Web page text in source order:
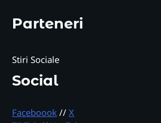
Parteneri
Stiri Sociale
Social
Faceboook // X